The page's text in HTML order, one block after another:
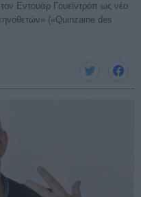
Εντουάρ Γουεϊντρόπ ως νέο
(«Quinzaine des